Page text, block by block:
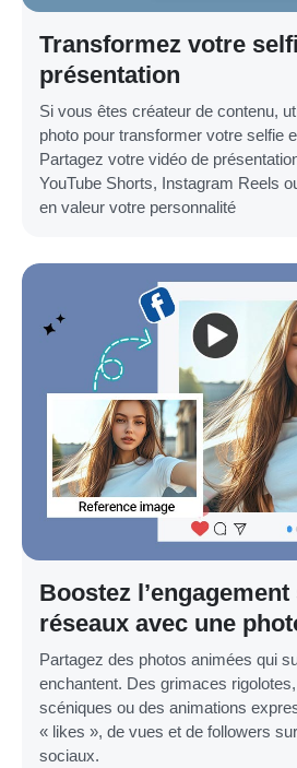
Transformez votre
présentation
Si vous êtes créateur de contenu,
photo pour transformer votre selfie
Partagez votre vidéo de
YouTube Shorts, Instagram Reels
en valeur votre personnalité
Boostez
réseaux avec une
Partagez des photos animées qui
enchantent. Des grimaces
scéniques ou des animations
« likes », de vues et de followers
sociaux.